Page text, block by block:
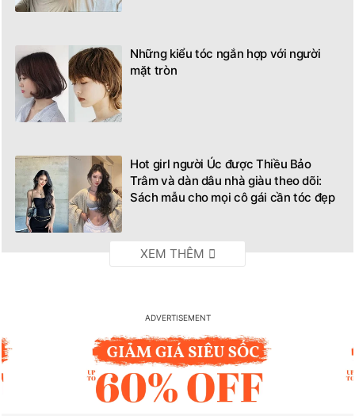
Những kiểu tóc ngắn hợp với người
mặt tròn
Hot girl người Úc được Thiều Bảo
Trâm và dàn dâu nhà giàu theo dõi:
Sách mẫu cho mọi cô gái cần tóc đẹp